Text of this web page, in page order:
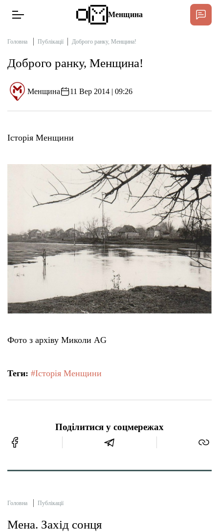
Тендери
Довідник
Редакційна політика
Менщина
Головна Публікації Доброго ранку, Менщина!
Доброго ранку, Менщина!
Менщина 11 Вер 2014 | 09:26
Історія Менщини
Фото з архіву Миколи AG
Теги: #Історія Менщини
Поділитися у соцмережах
Головна Публікації
Мена. Захід сонця